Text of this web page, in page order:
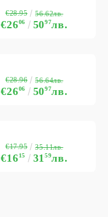
€2606 5097лв.
€28.95 56.62лв.
€2606 5097лв.
€28.96 56.64лв.
€1615 3159лв.
€17.95 35.11лв.